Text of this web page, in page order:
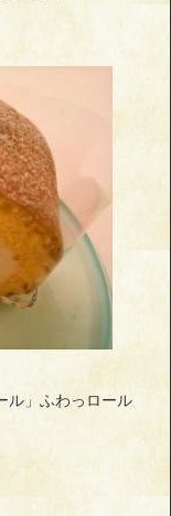
ル」ふわっロール